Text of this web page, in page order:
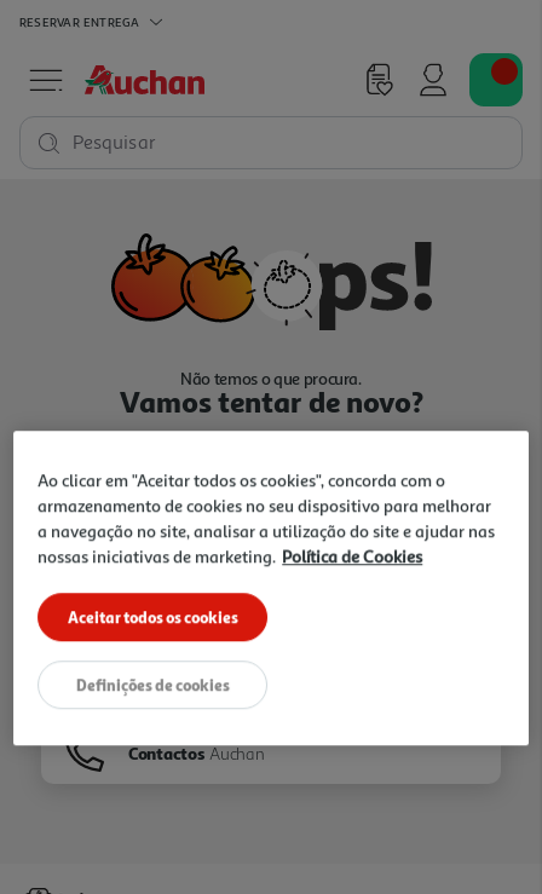
RESERVAR ENTREGA
Pesquisar
Não temos o que procura.
Vamos tentar de novo?
Ir para Homepage
Folhetos
Contactos Auchan
Ao clicar em "Aceitar todos os cookies", concorda com o
armazenamento de cookies no seu dispositivo para melhorar
a navegação no site, analisar a utilização do site e ajudar nas
nossas iniciativas de marketing. Política de Cookies
Aceitar todos os cookies
Definições de cookies